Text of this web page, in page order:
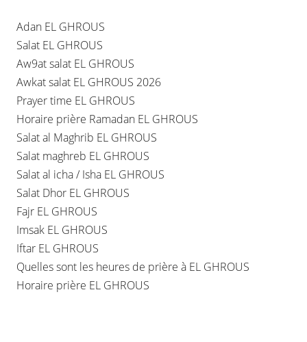
Adan EL GHROUS
Salat EL GHROUS
Aw9at salat EL GHROUS
Awkat salat EL GHROUS 2026
Prayer time EL GHROUS
Horaire prière Ramadan EL GHROUS
Salat al Maghrib EL GHROUS
Salat maghreb EL GHROUS
Salat al icha / Isha EL GHROUS
Salat Dhor EL GHROUS
Fajr EL GHROUS
Imsak EL GHROUS
Iftar EL GHROUS
Quelles sont les heures de prière à EL GHROUS
Horaire prière EL GHROUS